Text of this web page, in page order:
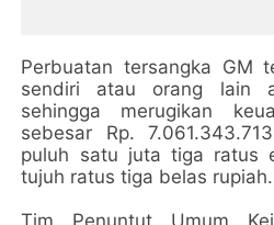
Perbuatan tersangka GM
sendiri atau orang lain
sehingga merugikan
sebesar Rp.
puluh satu juta tiga ratus
tujuh ratus tiga belas rupiah.
Tim Penuntut Umum